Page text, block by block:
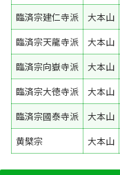
臨済宗建仁寺派 大本山
臨済宗天龍寺派
大本山
臨済宗向嶽寺派
大本山
臨済宗大徳寺派
大本山
臨済宗國泰寺派
大本山
黄檗宗
大本山